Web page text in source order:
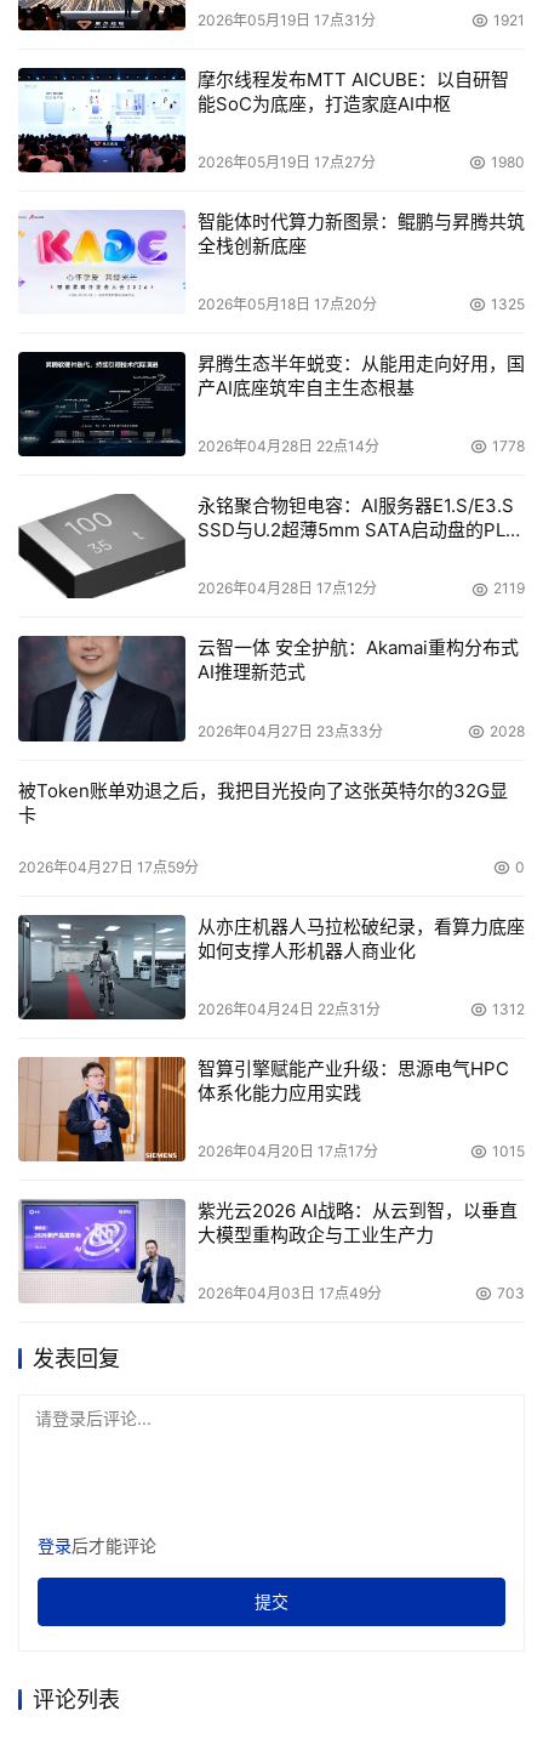
频转换器等方面的产品上。换句话说，Windows XP
WinCE在应用方面有某种程度上的相似之处。
至于Linux的发展空间，通常厂商在使用这套操作系统方
案时，除了因为软件成本的考虑外，另一部分原因是Linux
原始码开放，所以有很大的调整空间。如果最佳化得当，也
可以省掉如内存容量等硬件成本，或将硬件性能发挥到最
高。不过，虽然近年来有不少Linux人才出现，但并不是都
具有完整的系统设计视野，间接地影响到了NAS制造商的产
品质量。
NAS市场潜力大
经可以具有很好的访问效率。在不少系统厂商规划中，NAS
是介于区域因特网和SAN（Storage Area Network，存储
局域网）间的重要设备，不仅可以提供企业内部建置资料存
储、交换能力，而且在搭配SAN使用时，还可以提高全球网
络社会的信息互连水平。
在家庭网络市场方面，NAS的潜力更是不容小觑。根据
In-Stat在2002年所做的预测结果显示，“智慧型家庭网络控
长实力，其中NAS就是其中的主流产品之一。
从微软的相关规划分析来看，今后家庭中会存在电脑、
心解决方案。根据业内人士的相关预测，在市场逐渐成熟、
制造成本降低的情况下，NAS势必还会集成更多的功能，同
时带动如加／解密处理器、Giga-bit网络等其他技术市场的
发展。而在NAS厂商方面，厂商有比较好的软、硬件集成能
力，就可以拥有比较大的竞争优势。不过在家用市场领域，
厂商应多考虑非信息人员的产品操作能力，开发出操作界面
更为亲和简单的产品。（文/图：motton）
本文来源于DOIT传媒，文章内容仅供参考，不构成投资建议。
2026年05月19日 17点31分 1921
摩尔线程发布MTT AICUBE：以自研智
能SoC为底座，打造家庭AI中枢
2026年05月19日 17点27分 1980
智能体时代算力新图景：鲲鹏与昇腾共筑
全栈创新底座
2026年05月18日 17点20分 1325
昇腾生态半年蜕变：从能用走向好用，国
产AI底座筑牢自主生态根基
2026年04月28日 22点14分 1778
永铭聚合物钽电容：AI服务器E1.S/E3.S
SSD与U.2超薄5mm SATA启动盘的PLP
2026年04月28日 17点12分 2119
云智一体 安全护航：Akamai重构分布式
AI推理新范式
2026年04月27日 23点33分 2028
被Token账单劝退之后，我把目光投向了这张英特尔的32G显
卡
2026年04月27日 17点59分 0
从亦庄机器人马拉松破纪录，看算力底座
如何支撑人形机器人商业化
2026年04月24日 22点31分 1312
智算引擎赋能产业升级：思源电气HPC
体系化能力应用实践
2026年04月20日 17点17分 1015
紫光云2026 AI战略：从云到智，以垂直
大模型重构政企与工业生产力
2026年04月03日 17点49分 703
发表回复
请登录后评论...
登录后才能评论
提交
评论列表